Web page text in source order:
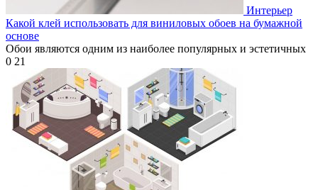
Интерьер
Какой клей использовать для виниловых обоев на бумажной
основе
Обои являются одним из наиболее популярных и эстетичных
0 21